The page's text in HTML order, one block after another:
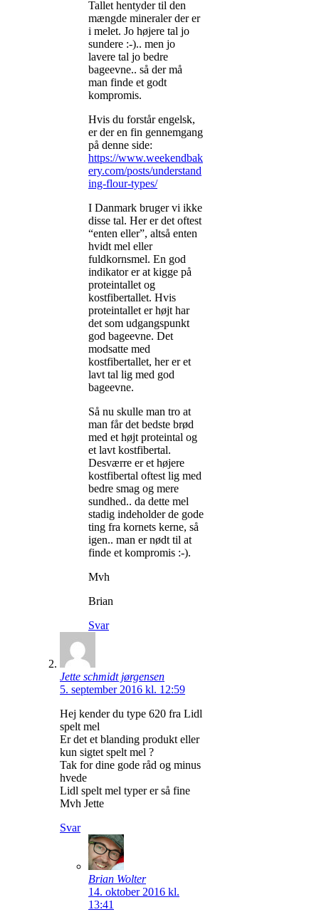
Tallet hentyder til den
mængde mineraler der er
i melet. Jo højere tal jo
sundere :-).. men jo
lavere tal jo bedre
bageevne.. så der må
man finde et godt
kompromis.
Hvis du forstår engelsk,
er der en fin gennemgang
på denne side:
https://www.weekendbak
ery.com/posts/understand
ing-flour-types/
I Danmark bruger vi ikke
disse tal. Her er det oftest
“enten eller”, altså enten
hvidt mel eller
fuldkornsmel. En god
indikator er at kigge på
proteintallet og
kostfibertallet. Hvis
proteintallet er højt har
det som udgangspunkt
god bageevne. Det
modsatte med
kostfibertallet, her er et
lavt tal lig med god
bageevne.
Så nu skulle man tro at
man får det bedste brød
med et højt proteintal og
et lavt kostfibertal.
Desværre er et højere
kostfibertal oftest lig med
bedre smag og mere
sundhed.. da dette mel
stadig indeholder de gode
ting fra kornets kerne, så
igen.. man er nødt til at
finde et kompromis :-).
Mvh
Brian
Svar
Jette schmidt jørgensen
5. september 2016 kl. 12:59
Hej kender du type 620 fra Lidl
spelt mel
Er det et blanding produkt eller
kun sigtet spelt mel ?
Tak for dine gode råd og minus
hvede
Lidl spelt mel typer er så fine
Mvh Jette
Svar
Brian Wolter
14. oktober 2016 kl.
13:41